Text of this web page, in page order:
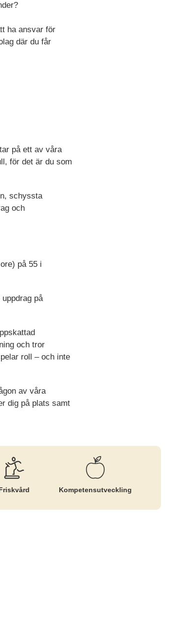
ha ansvar för
där du får
på ett av våra
för det är du som
schyssta
och
på 55 i
på
och tror
roll – och inte
av våra
dig på plats samt
Kompetens­utveckling